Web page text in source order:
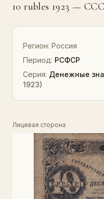
10 rubles 1923 —
Регион: Россия
Период: РСФСР
Серия: Денежные
1923)
Лицевая сторона